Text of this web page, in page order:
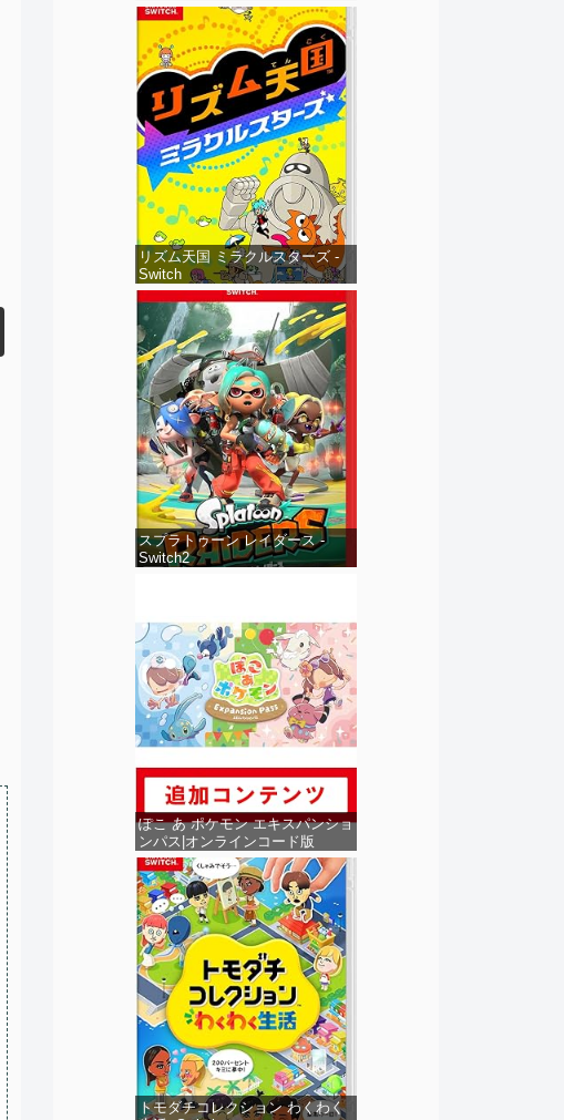
リズム天国 ミラクルスターズ -
Switch
スプラトゥーン レイダース -
Switch2
ぽこ あ ポケモン エキスパンショ
ンパス|オンラインコード版
トモダチコレクション わくわく